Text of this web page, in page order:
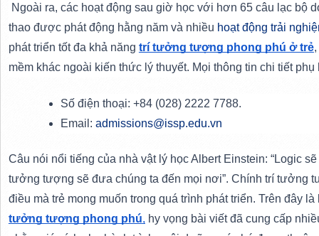
Ngoài ra, các hoạt động sau giờ học với hơn 65 câu lạc bộ
thao được phát động hằng năm và nhiều hoạt động trải
phát triển tốt đa khả năng trí tưởng tượng phong phú ở trẻ,
mềm khác ngoài kiến thức lý thuyết. Mọi thông tin chi tiết
Số điện thoại: +84 (028) 2222 7788.
Email: admissions@issp.edu.vn
Câu nói nổi tiếng của nhà vật lý học Albert Einstein: “Logic
tưởng tượng sẽ đưa chúng ta đến mọi nơi”. Chính trí tưởng
điều mà trẻ mong muốn trong quá trình phát triển. Trên đây
tưởng tượng phong phú, hy vọng bài viết đã cung cấp